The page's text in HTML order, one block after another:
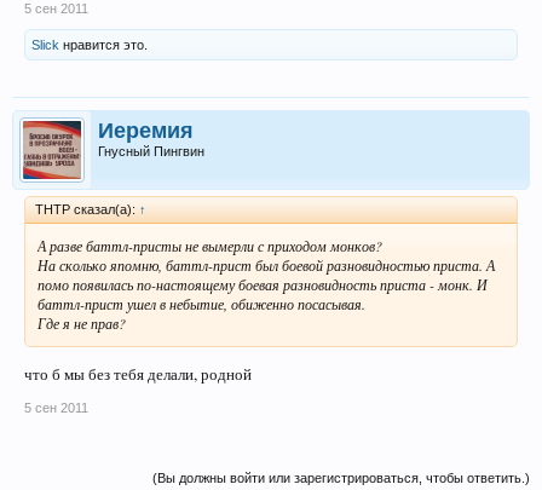
5 сен 2011
Slick нравится это.
Иеремия
Гнусный Пингвин
THTP сказал(а): ↑
А разве баттл-присты не вымерли с приходом монков?
На сколько япомню, баттл-прист был боевой разновидностью приста. А
помо появилась по-настоящему боевая разновидность приста - монк. И
баттл-прист ушел в небытие, обиженно посасывая.
Где я не прав?
что б мы без тебя делали, родной
5 сен 2011
(Вы должны войти или зарегистрироваться, чтобы ответить.)